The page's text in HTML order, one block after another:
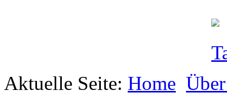
Aktuelle Seite: Home